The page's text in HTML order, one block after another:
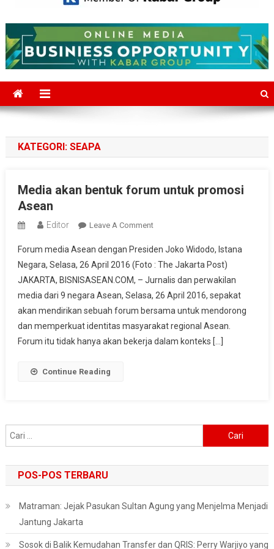
Mediajakarta.com
KATEGORI: SEAPA
Media akan bentuk forum untuk promosi
Asean
Editor Leave A CommentOn
Akan
Bentuk
Forum
Untuk
Promosi
Asean
Forum media Asean dengan Presiden Joko Widodo, Istana
Negara, Selasa, 26 April 2016 (Foto : The Jakarta Post)
JAKARTA, BISNISASEAN.COM, – Jurnalis dan perwakilan
media dari 9 negara Asean, Selasa, 26 April 2016, sepakat
akan mendirikan sebuah forum bersama untuk mendorong
dan memperkuat identitas masyarakat regional Asean.
Forum itu tidak hanya akan bekerja dalam konteks […]
Continue Reading
untuk:
POS-POS TERBARU
Matraman: Jejak Pasukan Sultan Agung yang Menjelma Menjadi
Jantung Jakarta
Sosok di Balik Kemudahan Transfer dan QRIS: Perry Warjiyo yang